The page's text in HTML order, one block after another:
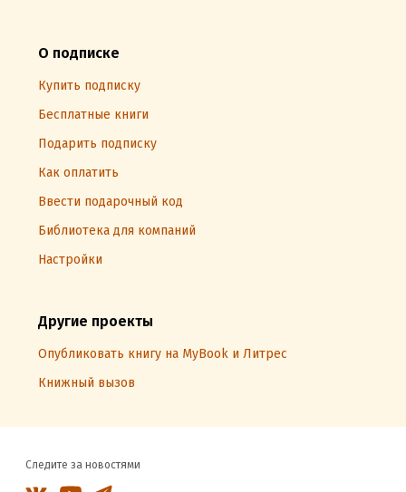
О подписке
Купить подписку
Бесплатные книги
Подарить подписку
Как оплатить
Ввести подарочный код
Библиотека для компаний
Настройки
Другие проекты
Опубликовать книгу на MyBook и Литрес
Книжный вызов
Следите за новостями